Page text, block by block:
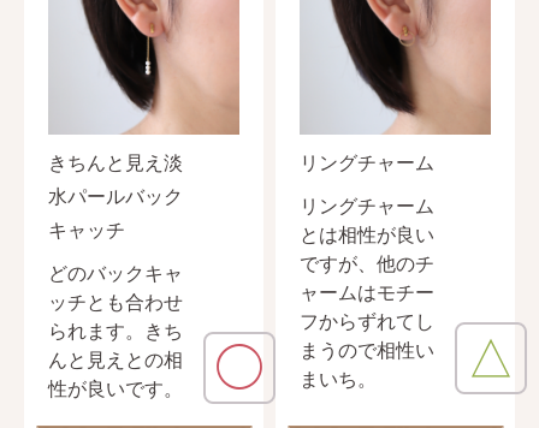
きちんと見え淡
水パールバック
キャッチ
どのバックキャ
ッチとも合わせ
られます。きち
んと見えとの相
性が良いです。
◯
リングチャーム
リングチャーム
とは相性が良い
ですが、他のチ
ャームはモチー
フからずれてし
まうので相性い
まいち。
△